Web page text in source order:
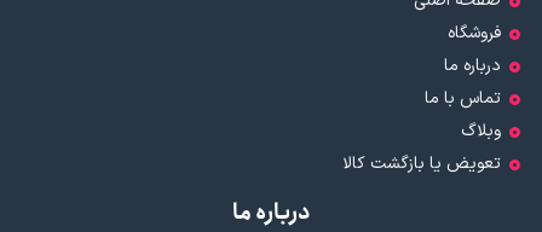
فروشگاه
درباره ما
تماس با ما
وبلاگ
تعویض یا بازگشت کالا
درباره ما